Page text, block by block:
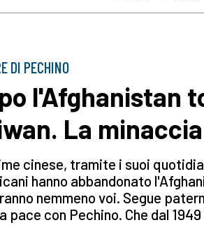
DI PECHINO
l'Afghanistan
La
cinese, tramite i suoi
hanno abbandonato
nemmeno voi. Segue
pace con Pechino. Che dal